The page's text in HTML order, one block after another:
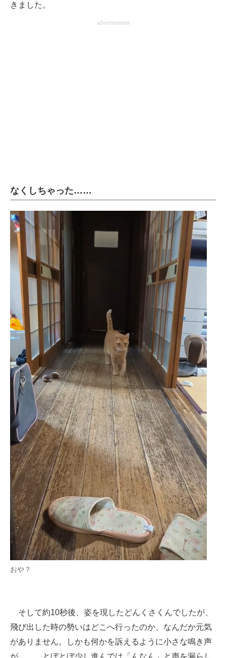
きました。
advertisement
なくしちゃった……
おや？
そして約10秒後、姿を現したどんくさくんでしたが、
飛び出した時の勢いはどこへ行ったのか、なんだか元気
がありません。しかも何かを訴えるように小さな鳴き声